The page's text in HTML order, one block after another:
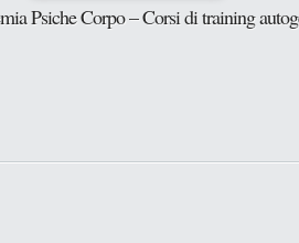
Psiche Corpo – Corsi di training